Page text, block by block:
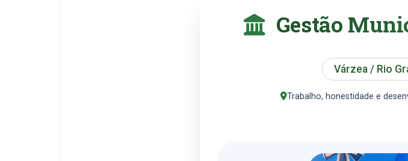
Gestão
Várzea / Rio
Trabalho, honestidade e